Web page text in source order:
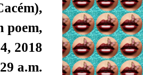
poem,
2018
a.m.